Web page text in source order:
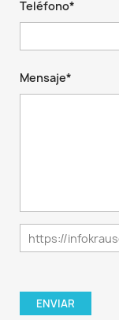
Teléfono*
Mensaje*